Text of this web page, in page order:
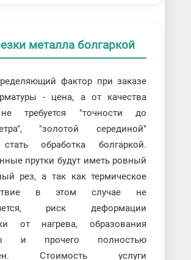
металла болгаркой
фактор при заказе
- цена, а от качества
требуется "точности до
"золотой серединой"
обработка болгаркой.
прутки будут иметь ровный
рез, а так как термическое
в этом случае не
риск деформации
от нагрева, образования
и прочего полностью
Стоимость услуги